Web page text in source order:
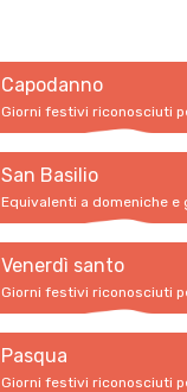
Capodanno
Giorni festivi riconosciuti
San Basilio
Equivalenti a domeniche
Venerdì santo
Giorni festivi riconosciuti
Pasqua
Giorni festivi riconosciuti